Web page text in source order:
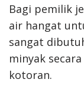
Bagi pemilik
air hangat
sangat
minyak
kotoran.